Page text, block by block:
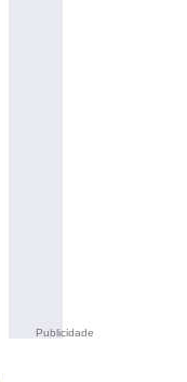
Publicidade